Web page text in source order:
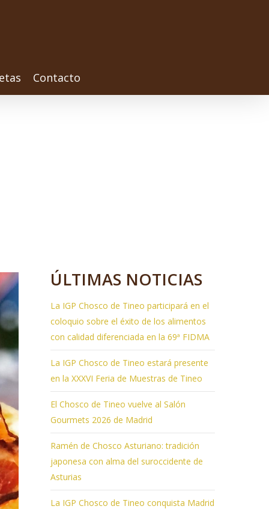
Contacto
ÚLTIMAS NOTICIAS
La IGP Chosco de Tineo participará en el
coloquio sobre el éxito de los alimentos
con calidad diferenciada en la 69ª FIDMA
La IGP Chosco de Tineo estará presente
en la XXXVI Feria de Muestras de Tineo
El Chosco de Tineo vuelve al Salón
Gourmets 2026 de Madrid
Ramén de Chosco Asturiano: tradición
japonesa con alma del suroccidente de
Asturias
La IGP Chosco de Tineo conquista Madrid